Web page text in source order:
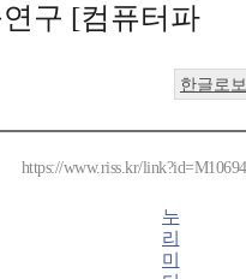
구 [컴퓨터파
한글로보
https://www.riss.kr/
누
리
미